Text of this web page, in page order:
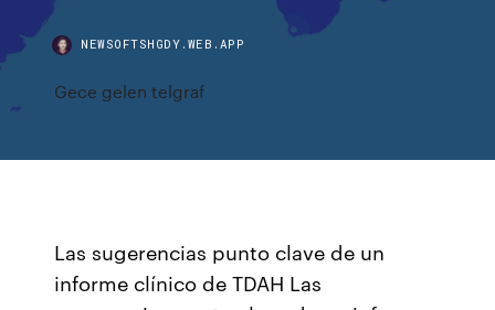
NEWSOFTSHGDY.WEB.APP
Gece gelen telgraf
Las sugerencias punto clave de un
informe clínico de TDAH Las